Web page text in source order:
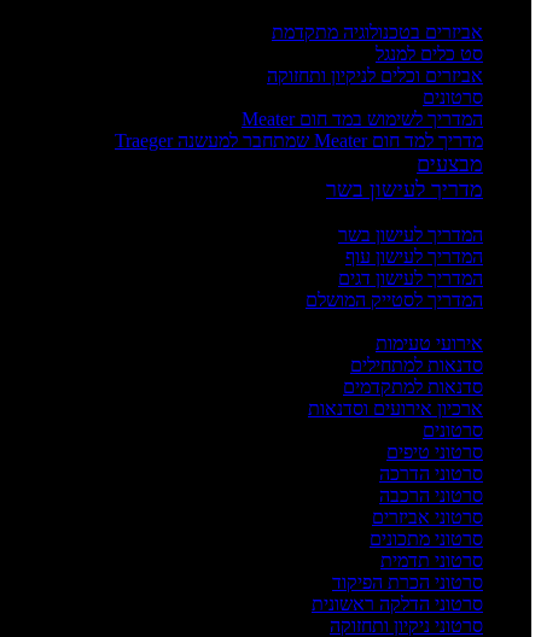
אביזרים בטכנולוגיה מתקדמת
סט כלים למנגל
אביזרים וכלים לניקיון ותחזוקה
סרטונים
המדריך לשימוש במד חום Meater
מדריך למד חום Meater שמתחבר למעשנה Traeger
מבצעים
מדריך לעישון בשר
המדריך לעישון בשר
המדריך לעישון עוף
המדריך לעישון דגים
המדריך לסטייק המושלם
אירועי טעימות
סדנאות למתחילים
סדנאות למתקדמים
ארכיון אירועים וסדנאות
סרטונים
סרטוני טיפים
סרטוני הדרכה
סרטוני הרכבה
סרטוני אביזרים
סרטוני מתכונים
סרטוני תדמית
סרטוני הכרת הפיקוד
סרטוני הדלקה ראשונית
סרטוני ניקיון ותחזוקה